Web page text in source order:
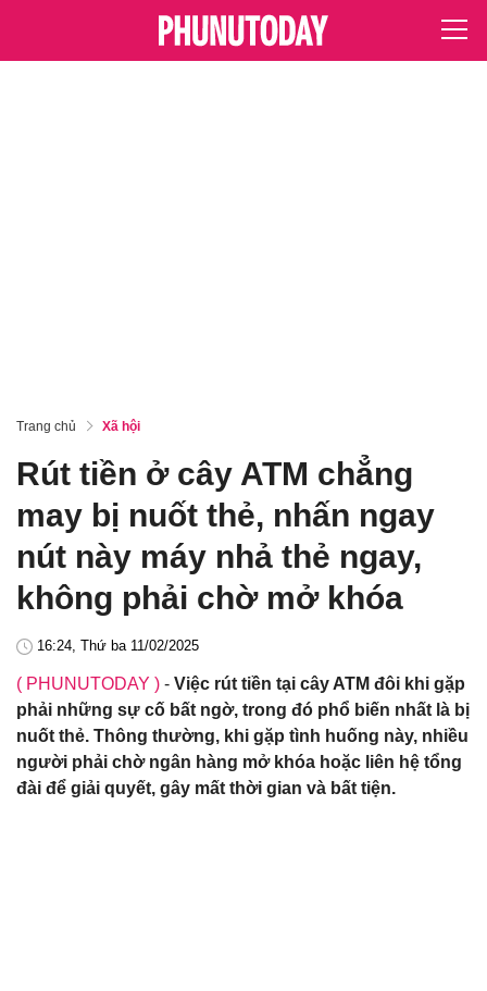
Trang chủ Xã hội
Rút tiền ở cây ATM chẳng
may bị nuốt thẻ, nhấn ngay
nút này máy nhả thẻ ngay,
không phải chờ mở khóa
16:24, Thứ ba 11/02/2025
( PHUNUTODAY ) - Việc rút tiền tại cây ATM đôi khi gặp
phải những sự cố bất ngờ, trong đó phổ biến nhất là bị
nuốt thẻ. Thông thường, khi gặp tình huống này, nhiều
người phải chờ ngân hàng mở khóa hoặc liên hệ tổng
đài để giải quyết, gây mất thời gian và bất tiện.